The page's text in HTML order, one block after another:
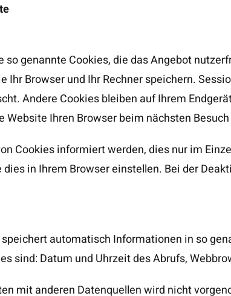
genannte Cookies, die das Angebot
Ihr Browser und Ihr Rechner speichern.
Andere Cookies bleiben auf Ihrem
Website Ihren Browser beim nächsten
Cookies informiert werden, dies nur im
in Ihrem Browser einstellen. Bei der
automatisch Informationen in so
sind: Datum und Uhrzeit des Abrufs,
mit anderen Datenquellen wird nicht